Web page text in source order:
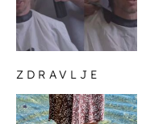
ZDRAVLJE